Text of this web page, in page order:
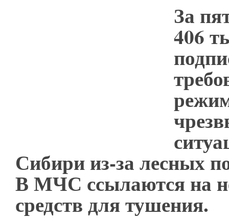
За
406
Сибири из-за лесных
В МЧС ссылаются на
средств для тушения.